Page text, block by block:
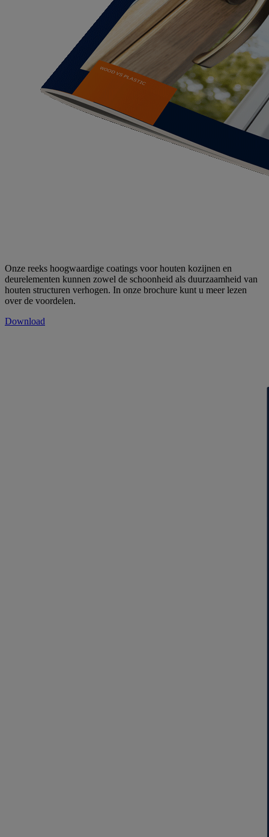
Onze reeks hoogwaardige coatings voor houten kozijnen en
deurelementen kunnen zowel de schoonheid als duurzaamheid van
houten structuren verhogen. In onze brochure kunt u meer lezen
over de voordelen.
Download